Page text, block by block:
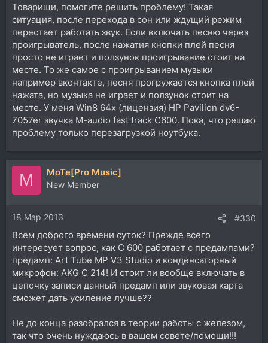
Товарищи, помогите решить проблему! Такая
ситуация, после перехода в сон или ждущий режим
перестает работать звук. Если включать песню через
проигрыватель, после нажатия кнопки плей песня
просто не играет и ползунок проигрывание стоит на
месте. То же самое с проигрыванием музыки
например вконтакте, песня прогружается кнопка плей
нажата, но музыка не играет и ползунок стоит на
месте. У меня Win8 64х (лицензия) HP Pavilion dv6-
7057er звучка M-audio fast track C600. Пока, что решаю
проблему только перезагрузкой ноутбука.
M MoTe[Pro Music]
New Member
18 Мар 2013 #330
Всем доброго времени суток? Прежде всего
интересует вопрос, как C 600 работает с предампами?
предамп: Art Tube MP V3 Studio и конденсаторный
микрофон: AKG C 214! И стоит ли вообще включать в
цепочку записи данный предамп или звуковая карта
сможет дать усиление лучше??
Не до конца разобрался в теории работы с железом,
так что очень нуждаюсь в вашем совете/помощи!!!